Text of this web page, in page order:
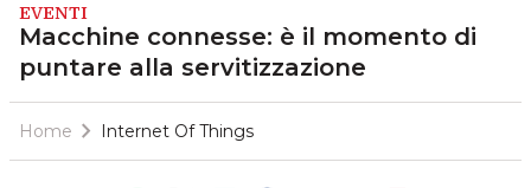
EVENTI
Macchine connesse: è il momento di
puntare alla servitizzazione
Home Internet Of Things